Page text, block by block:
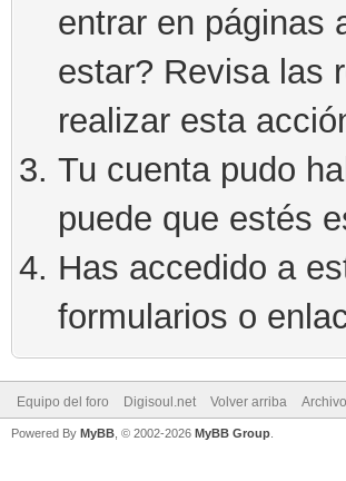
entrar en páginas
estar? Revisa las
realizar esta
Tu cuenta pudo
puede que estés
Has accedido a
formularios o
Equipo del foro Digisoul.net Volver arriba
Powered By MyBB , © 2002-2026 MyBB Group